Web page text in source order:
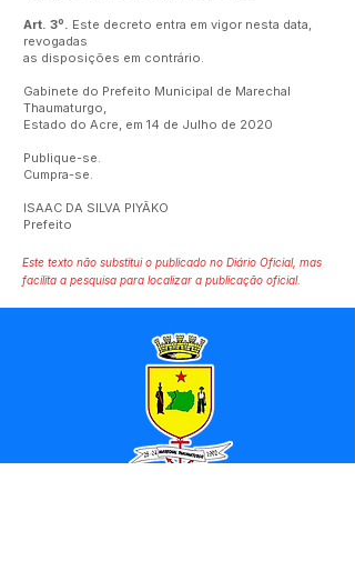
Art. 3º. Este decreto entra em vigor nesta data,
revogadas
as disposições em contrário.
Gabinete do Prefeito Municipal de Marechal
Thaumaturgo,
Estado do Acre, em 14 de Julho de 2020
Publique-se.
Cumpra-se.
ISAAC DA SILVA PIYÃKO
Prefeito
Este texto não substitui o publicado no Diário Oficial, mas
facilita a pesquisa para localizar a publicação oficial.